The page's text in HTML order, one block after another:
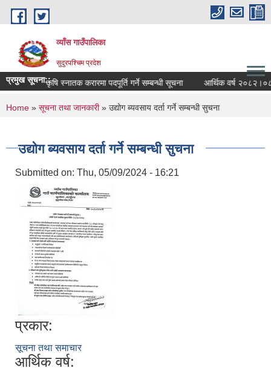
Skip to main content
व्याँस गाउँपालिका
सुदुरपश्चिम प्रदेश
प्रमुख सूचना::कृषि स्नातक करारमा पदपूर्ति गर्ने सम्बन्धी सूचना आर्थिक वर्ष
You are here
Home » सूचना तथा जानकारी» उद्योग ब्यवसाय दर्ता गर्ने सम्बन्धी सुचना
उद्योग ब्यवसाय दर्ता गर्ने सम्बन्धी सुचना
Submitted on: Thu, 05/09/2024 - 16:21
प्रकार:
सूचना तथा समाचार
आर्थिक वर्ष: